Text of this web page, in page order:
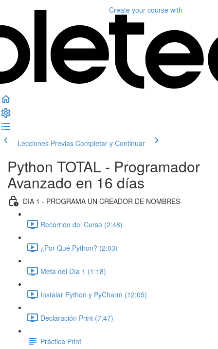
Create your course with
Lecciones Previas Completar y Continuar
Python TOTAL - Programador
Avanzado en 16 días
DIA 1 - PROGRAMA UN CREADOR DE NOMBRES
Recorrido del Curso (2:48)
¿Por Qué Python? (2:03)
Meta del Día 1 (1:18)
Instalar Python y PyCharm (12:05)
Declaración Print (7:47)
Práctica Print